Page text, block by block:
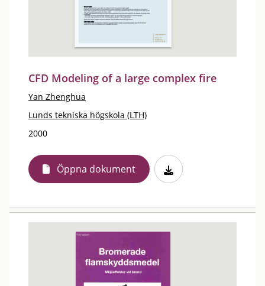
CFD Modeling of a large complex fire
Yan Zhenghua
Lunds tekniska högskola (LTH)
2000
Öppna dokument